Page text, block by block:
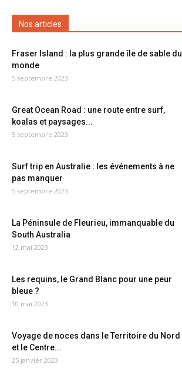
Nos articles
Fraser Island : la plus grande île de sable du
monde
5 septembre 2023
Great Ocean Road : une route entre surf,
koalas et paysages...
5 septembre 2023
Surf trip en Australie : les événements à ne
pas manquer
5 septembre 2023
La Péninsule de Fleurieu, immanquable du
South Australia
12 mai 2023
Les requins, le Grand Blanc pour une peur
bleue ?
10 mai 2023
Voyage de noces dans le Territoire du Nord
et le Centre...
25 janvier 2023